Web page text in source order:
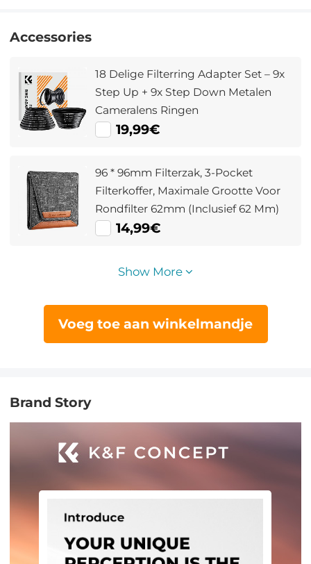
Accessories
18 Delige Filterring Adapter Set – 9x
Step Up + 9x Step Down Metalen
Cameralens Ringen
19,99€
96 * 96mm Filterzak, 3-Pocket
Filterkoffer, Maximale Grootte Voor
Rondfilter 62mm (Inclusief 62 Mm)
14,99€
Show More
Voeg toe aan winkelmandje
Brand Story